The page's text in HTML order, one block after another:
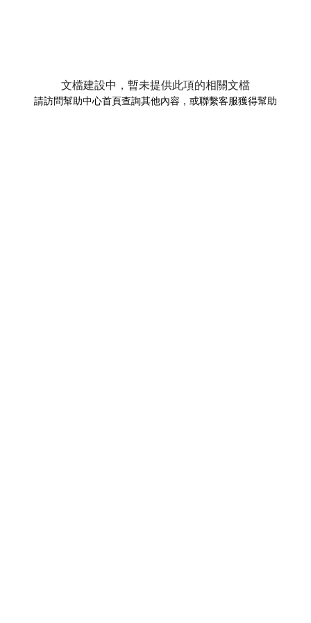
文檔建設中，暫未提供此項的相關文檔
請訪問幫助中心首頁查詢其他內容，或聯繫客服獲得幫助